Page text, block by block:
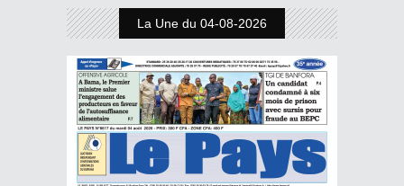
La Une du 04-08-2026